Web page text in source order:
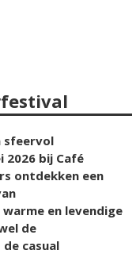
sfeervol
2026 bij Café
ontdekken een
en levendige
de
casual